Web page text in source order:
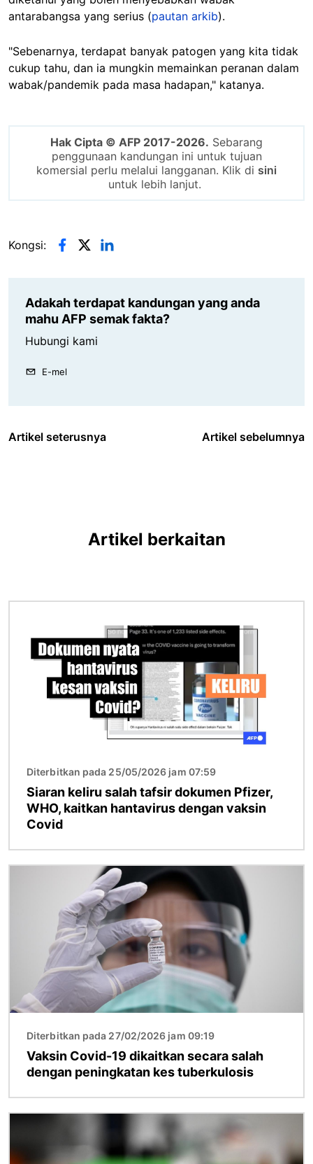
antarabangsa yang serius (pautan arkib).
"Sebenarnya, terdapat banyak patogen yang kita tidak
cukup tahu, dan ia mungkin memainkan peranan dalam
wabak/pandemik pada masa hadapan," katanya.
Hak Cipta © AFP 2017-2026. Sebarang
penggunaan kandungan ini untuk tujuan
komersial perlu melalui langganan. Klik di sini
untuk lebih lanjut.
Kongsi:
Adakah terdapat kandungan yang anda
mahu AFP semak fakta?
Hubungi kami
E-mel
Artikel seterusnya Artikel sebelumnya
Artikel berkaitan
Diterbitkan pada 25/05/2026 jam 07:59
Siaran keliru salah tafsir dokumen Pfizer,
WHO, kaitkan hantavirus dengan vaksin
Covid
Diterbitkan pada 27/02/2026 jam 09:19
Vaksin Covid-19 dikaitkan secara salah
dengan peningkatan kes tuberkulosis